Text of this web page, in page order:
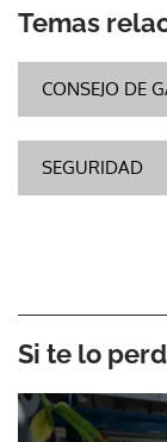
Temas
CONSEJO DE
SEGURIDAD
Si te lo